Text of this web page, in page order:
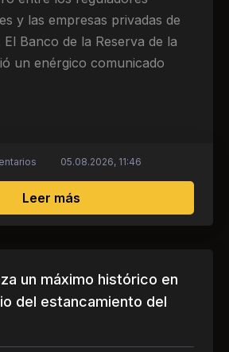
y las empresas privadas de
Banco de la Reserva de la
un enérgico comunicado
Leer mássobre El Banco de la
05.08.2026, 11:46
un máximo histórico en
del estancamiento del